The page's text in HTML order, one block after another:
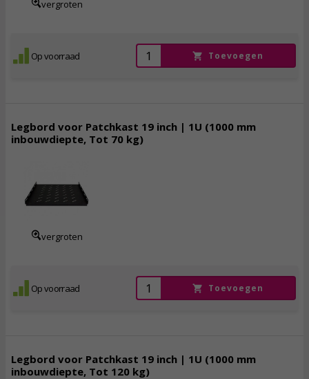
vergroten
Op voorraad Toevoegen
Legbord voor Patchkast 19 inch | 1U (1000 mm
inbouwdiepte, Tot 70 kg)
vergroten
Op voorraad Toevoegen
Legbord voor Patchkast 19 inch | 1U (1000 mm
inbouwdiepte, Tot 120 kg)